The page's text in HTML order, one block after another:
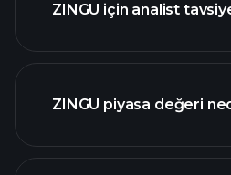
ZINGU grafik
ZINGU için analist
ZINGU piyasa değeri